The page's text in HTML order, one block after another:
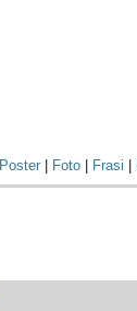
Poster Foto Frasi